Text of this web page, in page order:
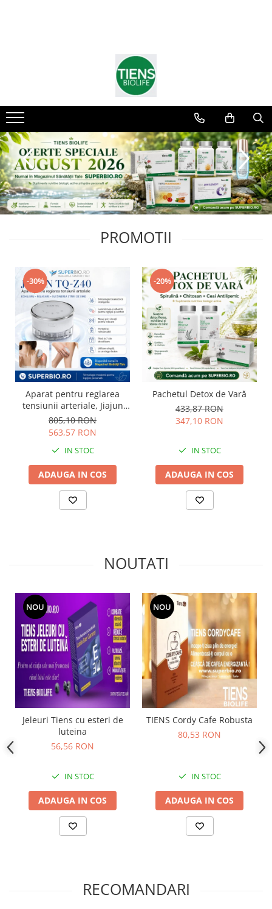
PROMOTII
-30%
Aparat pentru reglarea
tensiunii arteriale, Jiajun
TQ-Z40
805,10 RON
563,57 RON
IN STOC
ADAUGA IN COS
-20%
Pachetul Detox de Vară
433,87 RON
347,10 RON
IN STOC
ADAUGA IN COS
NOUTATI
NOU
Jeleuri Tiens cu esteri de
luteina
56,56 RON
IN STOC
ADAUGA IN COS
NOU
TIENS Cordy Cafe Robusta
80,53 RON
IN STOC
ADAUGA IN COS
RECOMANDARI